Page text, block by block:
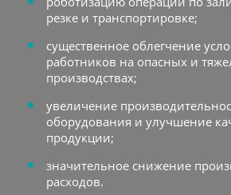
резке и транспортировке;
существенное облегчение
работников на опасных и
производствах;
увеличение
оборудования и улучшение
продукции;
значительное снижение
расходов.